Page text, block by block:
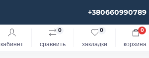
+380660990789
кабинет сравнить
0
закладки
0
корзина
0